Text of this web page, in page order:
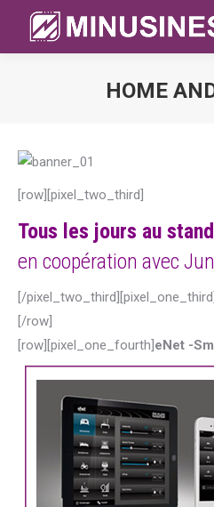
HOME
[row][pixel_two_third]
Tous les jours au
en coopération avec
[/
[/row]
[row][pixel_one_fourth]eNet -